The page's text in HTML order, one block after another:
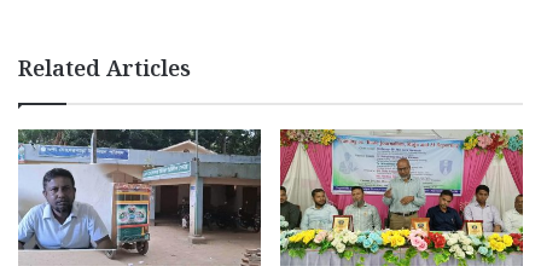
Related Articles